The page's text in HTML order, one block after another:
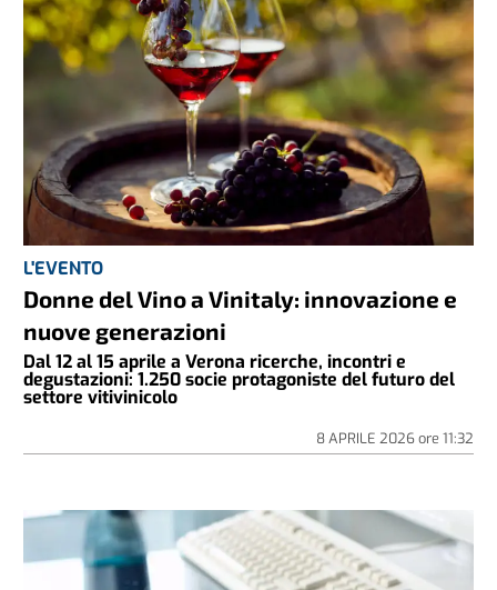
L'EVENTO
Donne del Vino a Vinitaly: innovazione e
nuove generazioni
Dal 12 al 15 aprile a Verona ricerche, incontri e
degustazioni: 1.250 socie protagoniste del futuro del
settore vitivinicolo
8 APRILE 2026ore 11:32